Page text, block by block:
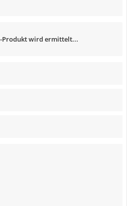
Produkt wird ermittelt...